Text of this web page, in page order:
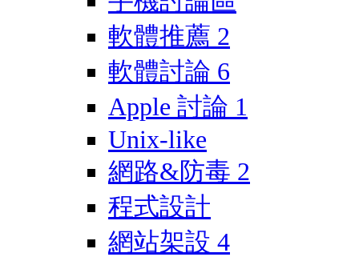
軟體推薦 2
軟體討論 6
Apple 討論 1
Unix-like
網路&防毒 2
程式設計
網站架設 4